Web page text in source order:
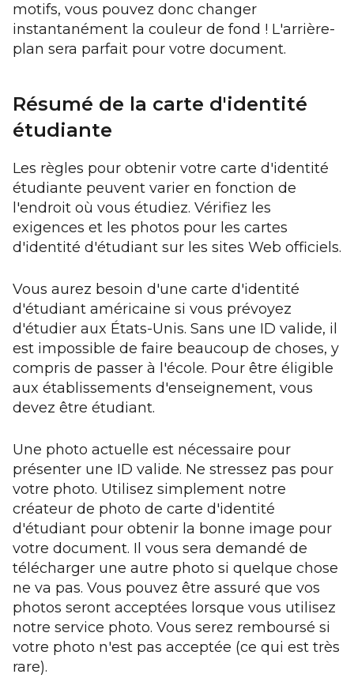
motifs, vous pouvez donc changer
instantanément la couleur de fond ! L'arrière-
plan sera parfait pour votre document.
Résumé de la carte d'identité
étudiante
Les règles pour obtenir votre carte d'identité
étudiante peuvent varier en fonction de
l'endroit où vous étudiez. Vérifiez les
exigences et les photos pour les cartes
d'identité d'étudiant sur les sites Web officiels.
Vous aurez besoin d'une carte d'identité
d'étudiant américaine si vous prévoyez
d'étudier aux États-Unis. Sans une ID valide, il
est impossible de faire beaucoup de choses, y
compris de passer à l'école. Pour être éligible
aux établissements d'enseignement, vous
devez être étudiant.
Une photo actuelle est nécessaire pour
présenter une ID valide. Ne stressez pas pour
votre photo. Utilisez simplement notre
créateur de photo de carte d'identité
d'étudiant pour obtenir la bonne image pour
votre document. Il vous sera demandé de
télécharger une autre photo si quelque chose
ne va pas. Vous pouvez être assuré que vos
photos seront acceptées lorsque vous utilisez
notre service photo. Vous serez remboursé si
votre photo n'est pas acceptée (ce qui est très
rare).